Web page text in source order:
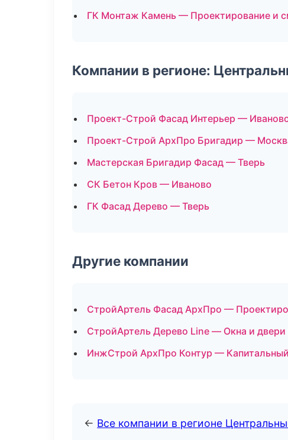
ГК Монтаж Камень — Проектирование и
Компании в регионе:
Проект-Строй Фасад Интерьер —
Проект-Строй АрхПро Бригадир —
Мастерская Бригадир Фасад — Тверь
СК Бетон Кров — Иваново
ГК Фасад Дерево — Тверь
Другие компании
СтройАртель Фасад АрхПро —
СтройАртель Дерево Line — Окна и
ИнжСтрой АрхПро Контур —
← Все компании в регионе